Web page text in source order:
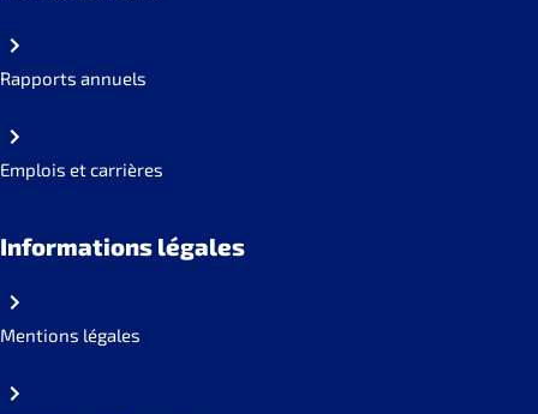
Rapports annuels
Emplois et carrières
Informations légales
Mentions légales